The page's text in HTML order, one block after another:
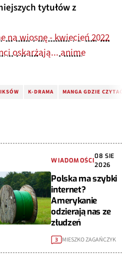
tytułów z
na wiosnę - kwiecień 2022
oskarżają... anime
K-DRAMA MANGA GDZIE CZYTAĆ
WIADOMOŚCI
08 SIE
2026
Polska ma szybki
internet?
Amerykanie
odzierają nas ze
złudzeń
3 MIESZKO ZAGAŃCZYK